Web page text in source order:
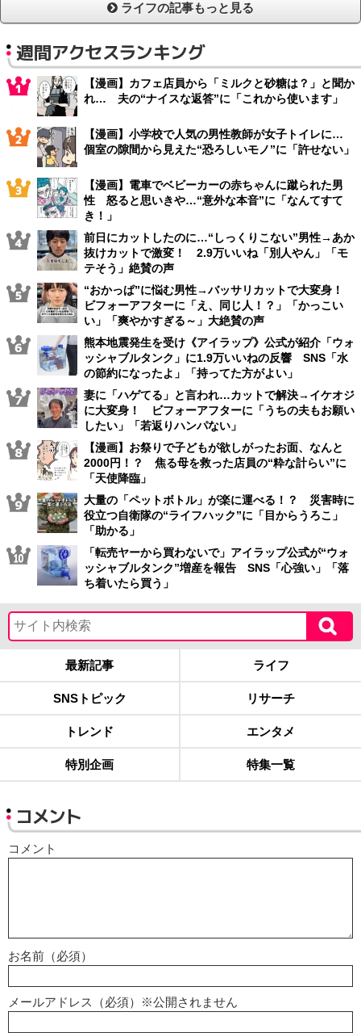
ライフの記事もっと見る
週間アクセスランキング
【漫画】カフェ店員から「ミルクと砂糖は？」と聞か
れ… 夫の“ナイスな返答”に「これから使います」
【漫画】小学校で人気の男性教師が女子トイレに…
個室の隙間から見えた“恐ろしいモノ”に「許せない」
【漫画】電車でベビーカーの赤ちゃんに蹴られた男
性 怒ると思いきや…“意外な本音”に「なんてすて
き！」
前日にカットしたのに…“しっくりこない”男性→あか
抜けカットで激変！ 2.9万いいね「別人やん」「モ
テそう」絶賛の声
“おかっぱ”に悩む男性→バッサリカットで大変身！
ビフォーアフターに「え、同じ人！？」「かっこい
い」「爽やかすぎる～」大絶賛の声
熊本地震発生を受け《アイラップ》公式が紹介「ウォ
ッシャブルタンク」に1.9万いいねの反響 SNS「水
の節約になったよ」「持ってた方がよい」
妻に「ハゲてる」と言われ…カットで解決→イケオジ
に大変身！ ビフォーアフターに「うちの夫もお願い
したい」「若返りハンパない」
【漫画】お祭りで子どもが欲しがったお面、なんと
2000円！？ 焦る母を救った店員の“粋な計らい”に
「天使降臨」
大量の「ペットボトル」が楽に運べる！？ 災害時に
役立つ自衛隊の“ライフハック”に「目からうろこ」
「助かる」
「転売ヤーから買わないで」アイラップ公式が“ウォ
ッシャブルタンク”増産を報告 SNS「心強い」「落
ち着いたら買う」
最新記事 ライフ
SNSトピック リサーチ
トレンド エンタメ
特別企画 特集一覧
コメント
コメント
お名前（必須）
メールアドレス（必須）※公開されません